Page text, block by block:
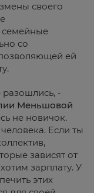
своего
семейные
со
ей
разошлись, -
Меньшовой
не новичок.
Если ты
зависят от
зарплату. У
этих